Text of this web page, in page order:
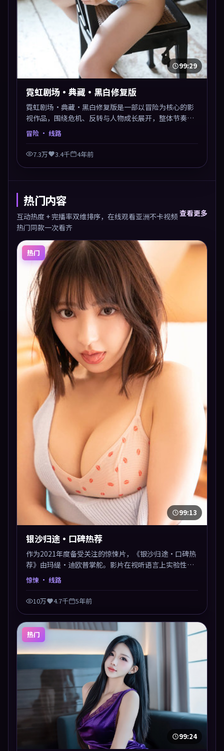
99:29
霓虹剧场·典藏·黑白修复版
霓虹剧场·典藏·黑白修复版是一部以冒险为核心的影
视作品，围绕危机、反转与人物成长展开，整体节奏紧
凑，值得推荐观看。
冒险 · 线路
7.3万 3.4千 4年前
热门内容
互动热度 + 完播率双维排序，在线观看亚洲不卡视频
热门同款一次看齐
查看更多
热门
99:13
银沙归途·口碑热荐
作为2021年度备受关注的惊悚片，《银沙归途·口碑热
荐》由玛缇·迪欧普掌舵。影片在视听语言上实验性与
可看性兼顾，人物关系错综复杂，后劲十足。美术与服
惊悚 · 线路
10万 4.7千 5年前
热门
99:24